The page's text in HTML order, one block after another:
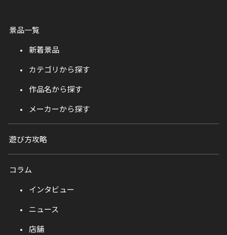
景品一覧
新着景品
カテゴリから探す
作品名から探す
メーカーから探す
遊び方攻略
コラム
インタビュー
ニュース
店舗